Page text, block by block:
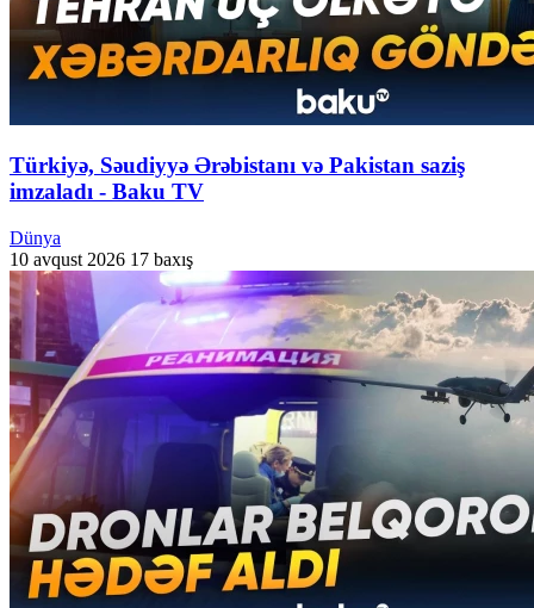
Türkiyə, Səudiyyə Ərəbistanı və Pakistan saziş
imzaladı - Baku TV
Dünya
10 avqust 2026 17 baxış